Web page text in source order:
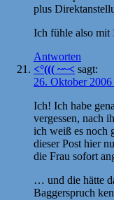
plus
Ich fühle also mit
Antworten
<°((( ~~< sagt:
26. Oktober
Ich! Ich habe
vergessen, nach
ich weiß es noch
dieser Post hier
die Frau sofort
… und die hätte
Baggerspruch